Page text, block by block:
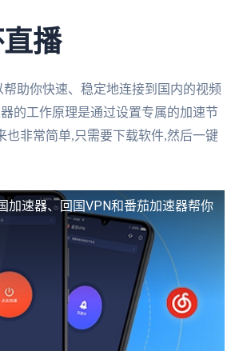
播
助你快速、稳定地连接到国内的视频
的工作原理是通过设置专属的加速节
也非常简单,只需要下载软件,然后一键
加速器、回国VPN和番茄加速器帮你